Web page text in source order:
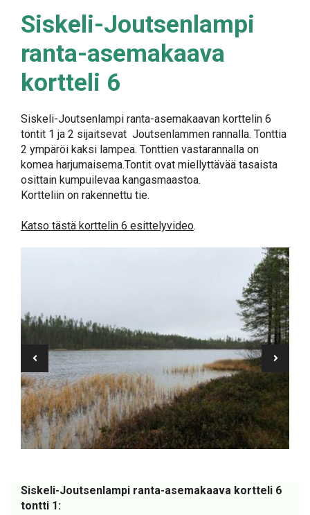
Siskeli-Joutsenlampi
ranta-asemakaava
kortteli 6
Siskeli-Joutsenlampi ranta-asemakaavan korttelin 6
tontit 1 ja 2 sijaitsevat Joutsenlammen rannalla. Tonttia
2 ympäröi kaksi lampea. Tonttien vastarannalla on
komea harjumaisema.Tontit ovat miellyttävää tasaista
osittain kumpuilevaa kangasmaastoa.
Kortteliin on rakennettu tie.
Katso tästä korttelin 6 esittelyvideo.
Siskeli-Joutsenlampi ranta-asemakaava kortteli 6
tontti 1: